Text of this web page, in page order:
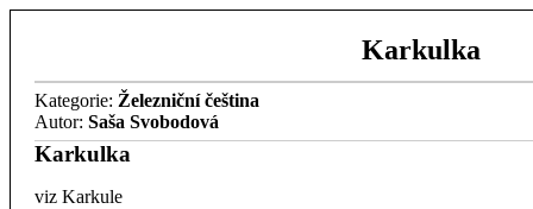
Karkulka
Kategorie: Železniční čeština
Autor: Saša Svobodová
Karkulka
viz Karkule